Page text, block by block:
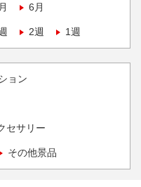
6月
2週 1週
ョン
セサリー
その他景品